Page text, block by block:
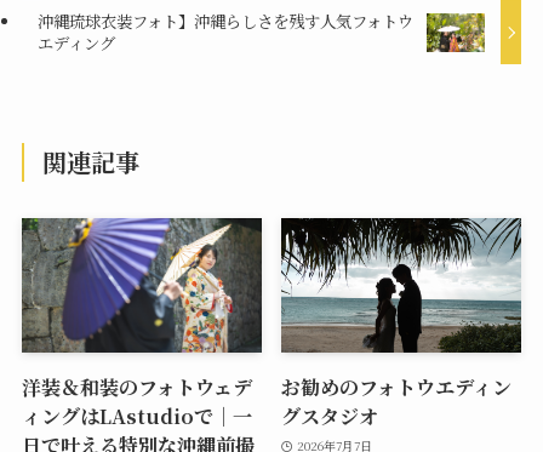
沖縄琉球衣装フォト】沖縄らしさを残す人気フォトウ
エディング
関連記事
洋装＆和装のフォトウェデ
ィングはLAstudioで｜一
日で叶える特別な沖縄前撮
お勧めのフォトウエディン
グスタジオ
2026年7月7日